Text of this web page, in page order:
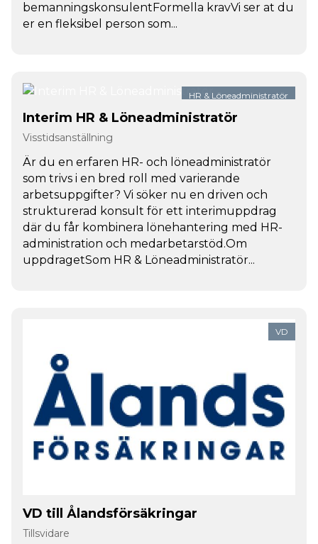
bemanningskonsulentFormella kravVi ser at du
er en fleksibel person som...
HR & Löneadministratör
Interim HR & Löneadministratör
Visstidsanställning
Är du en erfaren HR- och löneadministratör
som trivs i en bred roll med varierande
arbetsuppgifter? Vi söker nu en driven och
strukturerad konsult för ett interimuppdrag
där du får kombinera lönehantering med HR-
administration och medarbetarstöd.Om
uppdragetSom HR & Löneadministratör...
VD
VD till Ålandsförsäkringar
Tillsvidare